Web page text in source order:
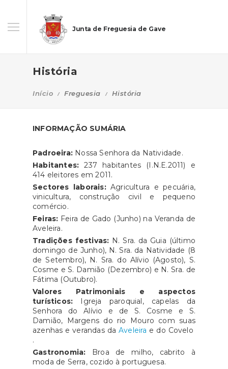
Junta de Freguesia de Gave
História
Início Freguesia História
INFORMAÇÃO SUMÁRIA
Padroeira: Nossa Senhora da Natividade.
Habitantes: 237 habitantes (I.N.E.2011) e
414 eleitores em 2011.
Sectores laborais:Agricultura e pecuária,
vinicultura, construção civil e pequeno
comércio.
Feiras: Feira de Gado (Junho) na Veranda de
Aveleira.
Tradições festivas: N. Sra. da Guia (último
domingo de Junho), N. Sra. da Natividade (8
de Setembro), N. Sra. do Alívio (Agosto), S.
Cosme e S. Damião (Dezembro) e N. Sra. de
Fátima (Outubro).
Valores Patrimoniais e aspectos
turísticos: Igreja paroquial, capelas da
Senhora do Alívio e de S. Cosme e S.
Damião, Margens do rio Mouro com suas
azenhas e verandas da Aveleira e do Covelo
.
Gastronomia: Broa de milho, cabrito à
moda de Serra, cozido à portuguesa.